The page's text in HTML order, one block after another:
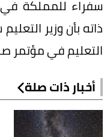
سفراء للمملكة
ذاته بأن وزير
التعليم في
أخبار ذات صلة